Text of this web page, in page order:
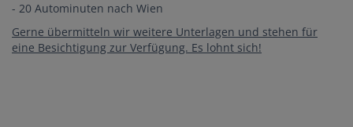
- 20 Autominuten nach Wien
Gerne übermitteln wir weitere Unterlagen und stehen für
eine Besichtigung zur Verfügung. Es lohnt sich!